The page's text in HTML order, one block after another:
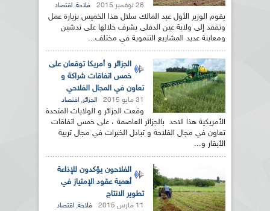
26 نوفمبر 2015 فلاحة, اقتصاد
يقوم الوزير الأول عبد المالك سلال هذا الخميس بزيارة عمل
وتفقد إلى ولاية عين الدفلى يشرف خلالها على تدشين
ومعاينة عديد المشاريع التنموية في مختلف...
الجزائر و أمريكا توقعان على
خمس اتفاقات شراكة و
تعاون في المجال الفلاحي
31 مايو 2015 الجزائر, اقتصاد
وقعت الجزائر و الولايات المتحدة
الأمريكية هذا الاحد بالجزائر العاصمة ، على خمس اتفاقات
تعاون في مجال الفلاحة و تبادل الخبرات في مجال تربية
الأبقار و...
الفلاحون يؤكدون للإذاعة
أهمية عقود الإمتياز في
تطوير الانتاج
11 مارس 2015 فلاحة, اقتصاد